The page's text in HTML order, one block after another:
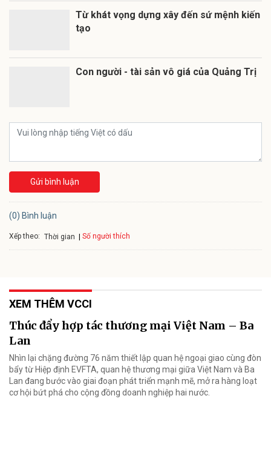
Từ khát vọng dựng xây đến sứ mệnh kiến
tạo
Con người - tài sản vô giá của Quảng Trị
Gửi bình luận
(0) Bình luận
Xếp theo: Thời gian Số người thích
XEM THÊM VCCI
Thúc đẩy hợp tác thương mại Việt Nam – Ba
Lan
Nhìn lại chặng đường 76 năm thiết lập quan hệ ngoại giao cùng đòn
bẩy từ Hiệp định EVFTA, quan hệ thương mại giữa Việt Nam và Ba
Lan đang bước vào giai đoạn phát triển mạnh mẽ, mở ra hàng loạt
cơ hội bứt phá cho cộng đồng doanh nghiệp hai nước.